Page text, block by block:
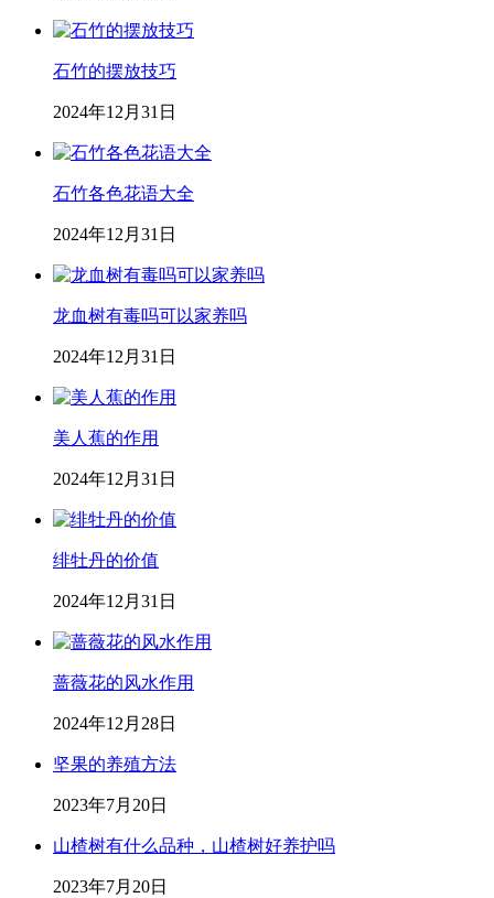
石竹的摆放技巧
2024年12月31日
石竹各色花语大全
2024年12月31日
龙血树有毒吗可以家养吗
2024年12月31日
美人蕉的作用
2024年12月31日
绯牡丹的价值
2024年12月31日
蔷薇花的风水作用
2024年12月28日
坚果的养殖方法
2023年7月20日
山楂树有什么品种，山楂树好养护吗
2023年7月20日